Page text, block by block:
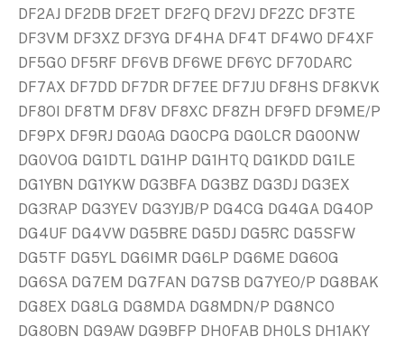
DF2AJ DF2DB DF2ET DF2FQ DF2VJ DF2ZC DF3TE
DF3VM DF3XZ DF3YG DF4HA DF4T DF4WO DF4XF
DF5GO DF5RF DF6VB DF6WE DF6YC DF70DARC
DF7AX DF7DD DF7DR DF7EE DF7JU DF8HS DF8KVK
DF8OI DF8TM DF8V DF8XC DF8ZH DF9FD DF9ME/P
DF9PX DF9RJ DG0AG DG0CPG DG0LCR DG0ONW
DG0VOG DG1DTL DG1HP DG1HTQ DG1KDD DG1LE
DG1YBN DG1YKW DG3BFA DG3BZ DG3DJ DG3EX
DG3RAP DG3YEV DG3YJB/P DG4CG DG4GA DG4OP
DG4UF DG4VW DG5BRE DG5DJ DG5RC DG5SFW
DG5TF DG5YL DG6IMR DG6LP DG6ME DG6OG
DG6SA DG7EM DG7FAN DG7SB DG7YEO/P DG8BAK
DG8EX DG8LG DG8MDA DG8MDN/P DG8NCO
DG8OBN DG9AW DG9BFP DH0FAB DH0LS DH1AKY